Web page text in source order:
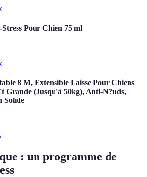
Pour Chien 75 ml
8 M, Extensible Laisse Pour Chiens
Grande (Jusqu'à 50kg), Anti-N?uds,
Solide
: un programme de